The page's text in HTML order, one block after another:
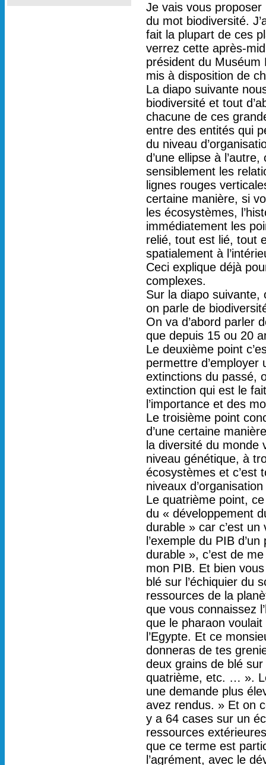
Je vais vous
du mot biodiversité.
fait la plupart de ces
verrez cette après-
président du Muséum
mis à disposition de
La diapo suivante
biodiversité et tout
chacune de ces
entre des entités qui
du niveau
d’une ellipse à
sensiblement les
lignes rouges
certaine manière, si
les écosystèmes,
immédiatement les
relié, tout est lié, tout
spatialement à
Ceci explique déjà
complexes.
Sur la diapo suivante,
on parle de
On va d’abord parler
que depuis 15 ou 20
Le deuxième point
permettre
extinctions du passé,
extinction qui est le
l’importance et des
Le troisième point
d’une certaine
la diversité du monde
niveau génétique, à
écosystèmes et c’est
niveaux
Le quatrième point,
du « développement
durable » car c’est
l’exemple du PIB
durable », c’est de
mon PIB. Et bien
blé sur l’échiquier du
ressources de la
que vous connaissez
que le pharaon
l’Egypte. Et ce
donneras de tes
deux grains de blé
quatrième, etc. … ».
une demande plus
avez rendus. » Et on
y a 64 cases sur un
ressources
que ce terme est
l’agrément, avec le